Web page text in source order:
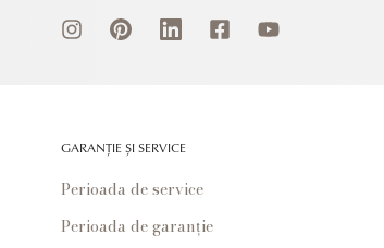
GARANȚIE ȘI SERVICE
Perioada de service
Perioada de garanție